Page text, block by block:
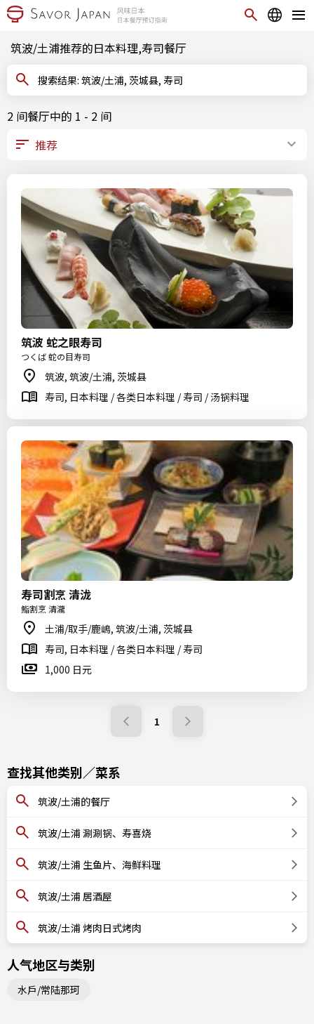
筑波/土浦推荐的日本料理,寿司餐厅
搜索结果: 筑波/土浦, 茨城县, 寿司
2 间餐厅中的 1 - 2 间
筑波 蛇之眼寿司
つくば 蛇の目寿司
筑波, 筑波/土浦, 茨城县
寿司, 日本料理 / 各类日本料理 / 寿司 / 汤锅料理
寿司割烹 清泷
鮨割烹 清瀧
土浦/取手/鹿嶋, 筑波/土浦, 茨城县
寿司, 日本料理 / 各类日本料理 / 寿司
1,000 日元
1
查找其他类别／菜系
筑波/土浦的餐厅
筑波/土浦 涮涮锅、寿喜烧
筑波/土浦 生鱼片、海鲜料理
筑波/土浦 居酒屋
筑波/土浦 烤肉日式烤肉
人气地区与类别
水戶/常陆那珂